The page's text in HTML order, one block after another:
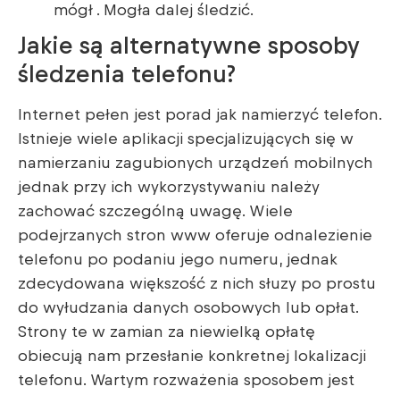
mógł . Mogła dalej śledzić.
Jakie są alternatywne sposoby
śledzenia telefonu?
Internet pełen jest porad jak namierzyć telefon.
Istnieje wiele aplikacji specjalizujących się w
namierzaniu zagubionych urządzeń mobilnych
jednak przy ich wykorzystywaniu należy
zachować szczególną uwagę. Wiele
podejrzanych stron www oferuje odnalezienie
telefonu po podaniu jego numeru, jednak
zdecydowana większość z nich słuzy po prostu
do wyłudzania danych osobowych lub opłat.
Strony te w zamian za niewielką opłatę
obiecują nam przesłanie konkretnej lokalizacji
telefonu. Wartym rozważenia sposobem jest